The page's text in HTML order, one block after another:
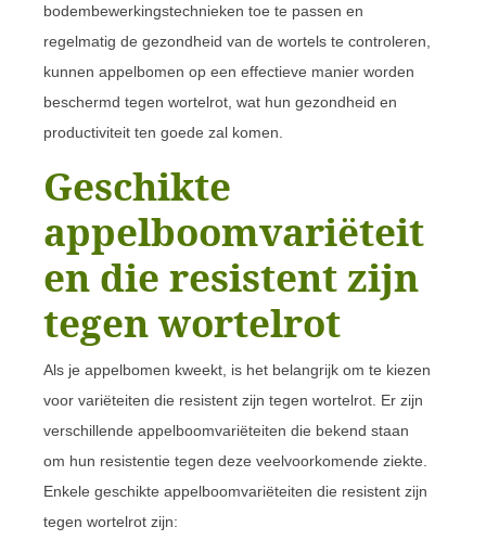
bodembewerkingstechnieken toe te passen en
regelmatig de gezondheid van de wortels te controleren,
kunnen appelbomen op een effectieve manier worden
beschermd tegen wortelrot, wat hun gezondheid en
productiviteit ten goede zal komen.
Geschikte
appelboomvariëteit
en die resistent zijn
tegen wortelrot
Als je appelbomen kweekt, is het belangrijk om te kiezen
voor variëteiten die resistent zijn tegen wortelrot. Er zijn
verschillende appelboomvariëteiten die bekend staan
om hun resistentie tegen deze veelvoorkomende ziekte.
Enkele geschikte appelboomvariëteiten die resistent zijn
tegen wortelrot zijn: